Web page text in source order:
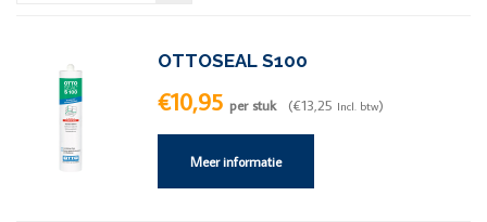
OTTOSEAL S100
€10,95 per stuk (€13,25 Incl. btw)
Meer informatie